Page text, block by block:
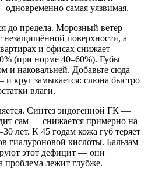
самая уязвимая.
до предела. Морозный ветер
незащищённой поверхности, а
и офисах снижает
(при норме 40–60%). Губы
и наковальней. Добавьте сюда
круг замыкается: слюна быстро
влаги.
Синтез эндогенной ГК —
сам — снижается примерно на
лет. К 45 годам кожа губ теряет
гиалуроновой кислоты. Бальзам
этот дефицит — они
проблема лежит глубже.